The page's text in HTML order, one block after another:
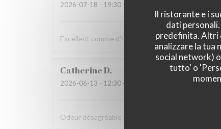
Il ristorante e i
dati
predefinita. Altri
analizzare la tua
social network)
tutto' o
2026-07-18 - 19:30 - Ospiti 2
Excellent comme d’habitude, personnels très
CatherineD
2026-06-13 - 12:30 - Ospiti 2
Odeur désagréable et propreté moyenne de la